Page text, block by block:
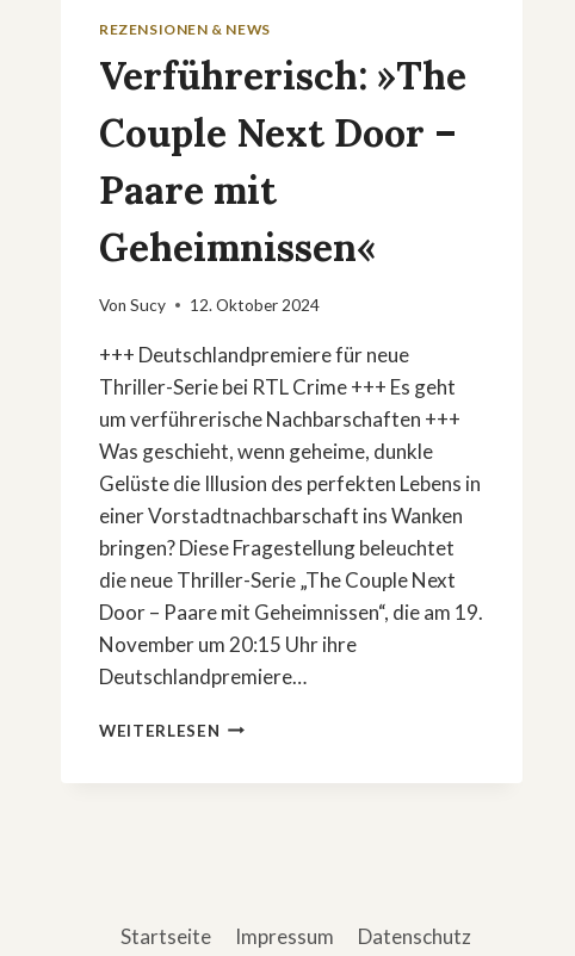
REZENSIONEN & NEWS
Verführerisch: »The
Couple Next Door –
Paare mit
Geheimnissen«
Von Sucy 12. Oktober 2024
+++ Deutschlandpremiere für neue
Thriller-Serie bei RTL Crime +++ Es geht
um verführerische Nachbarschaften +++
Was geschieht, wenn geheime, dunkle
Gelüste die Illusion des perfekten Lebens in
einer Vorstadtnachbarschaft ins Wanken
bringen? Diese Fragestellung beleuchtet
die neue Thriller-Serie „The Couple Next
Door – Paare mit Geheimnissen“, die am 19.
November um 20:15 Uhr ihre
Deutschlandpremiere…
WEITERLESEN VERFÜHRERISCH:
Startseite Impressum Datenschutz